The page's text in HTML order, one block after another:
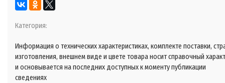
Категория:
Информация о технических характеристиках, комплекте поставки,
изготовления, внешнем виде и цвете товара носит справочный
и основывается на последних доступных к моменту публикации
сведениях